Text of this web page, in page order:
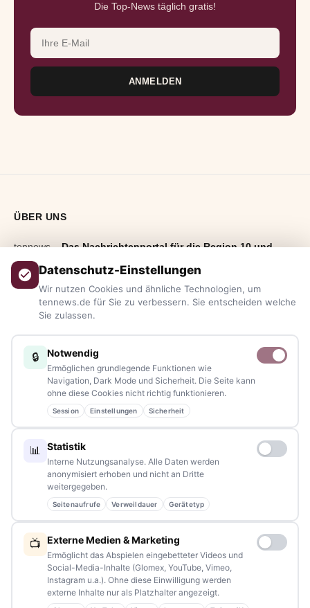
Die Top-News täglich gratis!
E-Mail-Adresse
ANMELDEN
ÜBER UNS
tennews –Das Nachrichtenportal für die Region 10 und
Bayern.
Aktuelle News, Hintergründe, Service und Freizeittipps
aus allen Regionen, Städten und Landkreisen.
Blaulicht, von Kultur bis Sport, von Alltagstipps bis
Veranstaltungen– immer aktuell, immer aus Ihrer Nähe.
Sie haben ein Thema, spannende Fotos oder Videos, oder
kennen eine Geschichte, die erzählt werden sollte?
Schreiben Sie uns – gemeinsam mit unseren Leserinnen und
Lesern bleiben wir am Puls der Zeit.
Partnerschaften:info@tennews.de
Redaktion:redaktion@tennews.de
NAVIGATION
Datenschutz-Einstellungen
Wir nutzen Cookies und ähnliche Technologien, um
tennews.de für Sie zu verbessern. Sie entscheiden welche
Sie zulassen.
🔒 Notwendig
Ermöglichen grundlegende Funktionen wie
Navigation, Dark Mode und Sicherheit. Die Seite kann
ohne diese Cookies nicht richtig funktionieren.
Session Einstellungen Sicherheit
📊 Statistik
Interne Nutzungsanalyse. Alle Daten werden
anonymisiert erhoben und nicht an Dritte
weitergegeben.
Seitenaufrufe Verweildauer Gerätetyp
📺 Externe Medien & Marketing
Ermöglicht das Abspielen eingebetteter Videos und
Social-Media-Inhalte (Glomex, YouTube, Vimeo,
Instagram u.a.). Ohne diese Einwilligung werden
externe Inhalte nur als Platzhalter angezeigt.